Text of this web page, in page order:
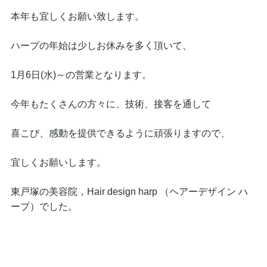
本年も宜しくお願い致します。
ハープの年始は少しお休みを多く頂いて、
1月6日(水)～の営業となります。
今年もたくさんの方々に、技術、接客を通して
喜こび、感動を提供できるように頑張りますので、
宜しくお願いします。
東戸塚の美容院，Hair design harp （ヘアーデザイン ハ
ープ）でした。